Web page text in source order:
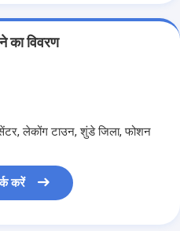
का विवरण
लेकोंग टाउन, शुंडे जिला, फोशन
करें